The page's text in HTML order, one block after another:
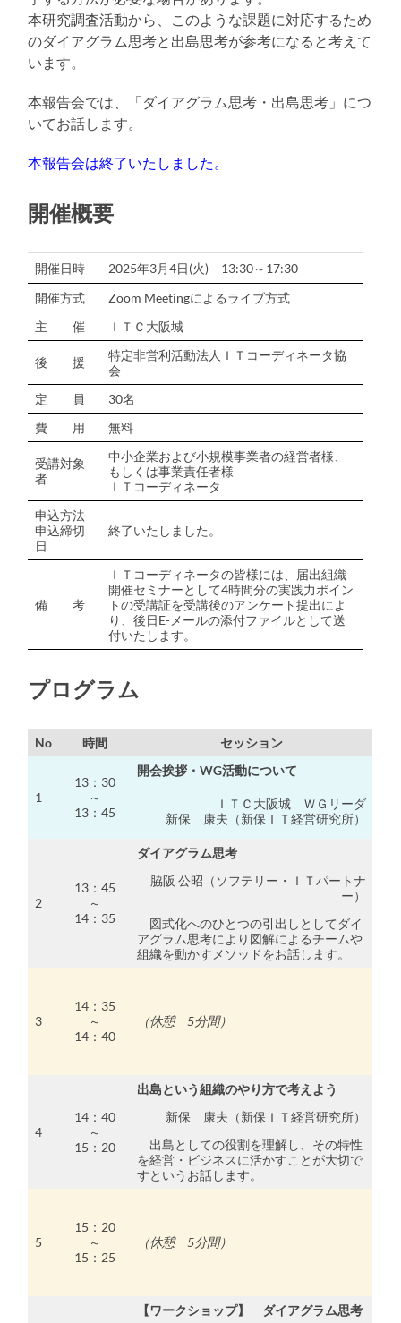
本研究調査活動から、このような課題に対応するため
のダイアグラム思考と出島思考が参考になると考えて
います。
本報告会では、「ダイアグラム思考・出島思考」につ
いてお話します。
本報告会は終了いたしました。
開催概要
開催日時
2025年3月4日(火) 13:30～17:30
開催方式
Zoom Meetingによるライブ方式
主 催
ＩＴＣ大阪城
後 援
特定非営利活動法人ＩＴコーディネータ協
会
定 員
30名
費 用
無料
受講対象
者
中小企業および小規模事業者の経営者様、
もしくは事業責任者様
ＩＴコーディネータ
申込方法
申込締切
日
終了いたしました。
備 考
ＩＴコーディネータの皆様には、届出組織
開催セミナーとして4時間分の実践力ポイン
トの受講証を受講後のアンケート提出によ
り、後日E-メールの添付ファイルとして送
付いたします。
プログラム
No 時間 セッション
1
13：30
～
13：45
開会挨拶・WG活動について
ＩＴＣ大阪城 ＷＧリーダ
新保 康夫（新保ＩＴ経営研究所）
2
13：45
～
14：35
ダイアグラム思考
脇阪 公昭（ソフテリー・ＩＴパートナ
ー）
図式化へのひとつの引出しとしてダイ
アグラム思考により図解によるチームや
組織を動かすメソッドをお話します。
3
14：35
～
14：40
（休憩 5分間）
4
14：40
～
15：20
出島という組織のやり方で考えよう
新保 康夫（新保ＩＴ経営研究所）
出島としての役割を理解し、その特性
を経営・ビジネスに活かすことが大切で
すというお話します。
5
15：20
～
15：25
（休憩 5分間）
【ワークショップ】 ダイアグラム思考